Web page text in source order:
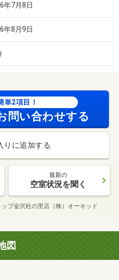
年7月8日
年8月9日
単2項目！
問い合わせする
りに追加する
最新の
空室状況を聞く
プ金沢杜の里店（株）オーキッド
図